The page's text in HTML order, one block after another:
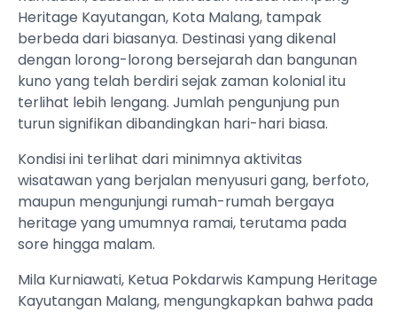
Heritage Kayutangan, Kota Malang, tampak
berbeda dari biasanya. Destinasi yang dikenal
dengan lorong-lorong bersejarah dan bangunan
kuno yang telah berdiri sejak zaman kolonial itu
terlihat lebih lengang. Jumlah pengunjung pun
turun signifikan dibandingkan hari-hari biasa.
Kondisi ini terlihat dari minimnya aktivitas
wisatawan yang berjalan menyusuri gang, berfoto,
maupun mengunjungi rumah-rumah bergaya
heritage yang umumnya ramai, terutama pada
sore hingga malam.
Mila Kurniawati, Ketua Pokdarwis Kampung Heritage
Kayutangan Malang, mengungkapkan bahwa pada